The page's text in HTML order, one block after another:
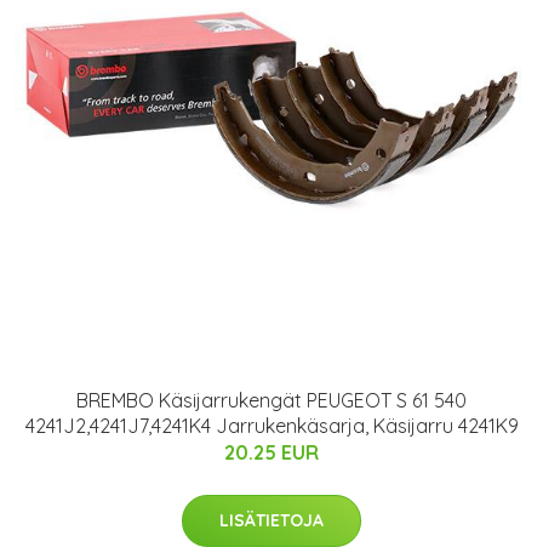
BREMBO Käsijarrukengät PEUGEOT S 61 540
4241J2,4241J7,4241K4 Jarrukenkäsarja, Käsijarru 4241K9
20.25 EUR
LISÄTIETOJA